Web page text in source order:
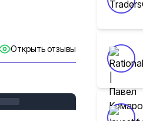
Открыть отзывы